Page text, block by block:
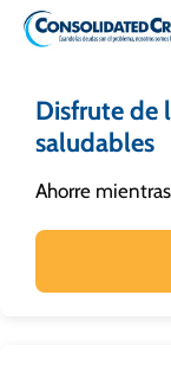
Disfrute de
saludables
Ahorre